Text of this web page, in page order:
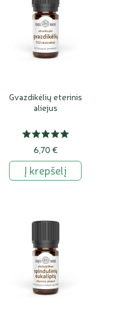
Gvazdikėlių eterinis
aliejus
6,70 €
Į krepšelį